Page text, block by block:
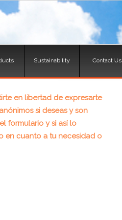
Sustainability Contact Us
en libertad de expresarte
si deseas y son
formulario y si así lo
en cuanto a tu necesidad o